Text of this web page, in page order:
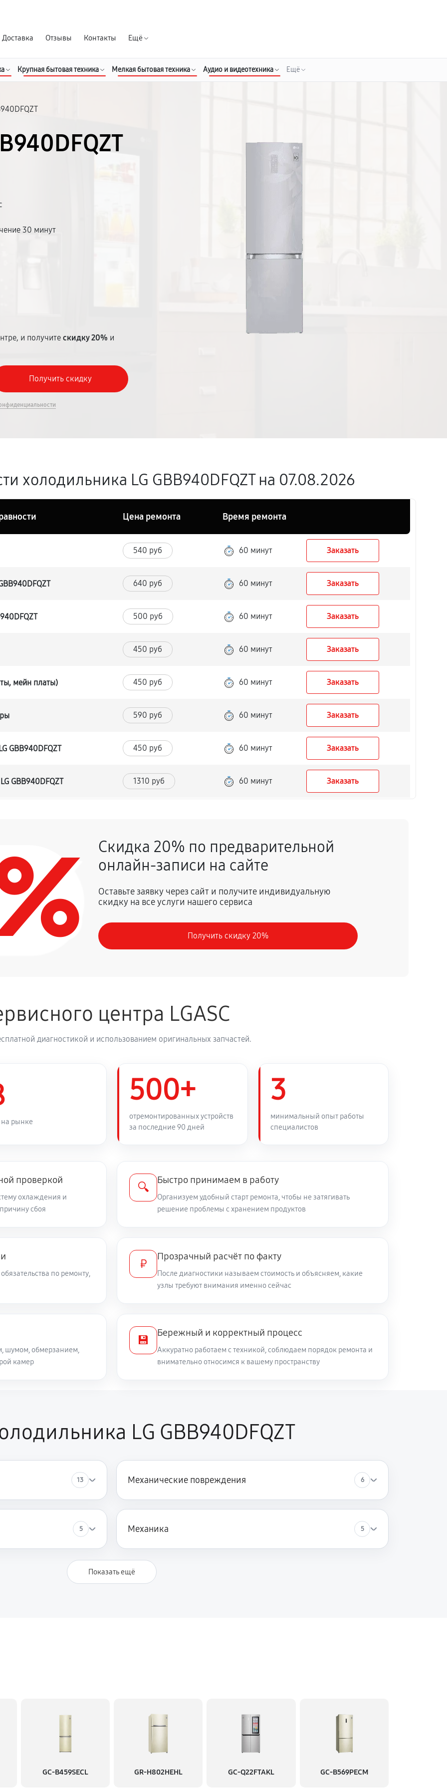
Доставка Отзывы Контакты Ещё
Крупная бытовая техника Мелкая бытовая техника Аудио и видеотехника Ещё
30 минут
и получитескидку 20% и
холодильника LG GBB940DFQZT на 07.08.2026
Цена ремонта Время ремонта
540 руб 60 минут Заказать
640 руб 60 минут Заказать
500 руб 60 минут Заказать
450 руб 60 минут Заказать
мейн платы) 450 руб 60 минут Заказать
590 руб 60 минут Заказать
GBB940DFQZT 450 руб 60 минут Заказать
GBB940DFQZT 1310 руб 60 минут Заказать
590 руб 60 минут Заказать
Заказать
LG GBB940DFQZT 1260 руб
450 руб 60 минут
450 руб 60 минут
60 минут
Скидка 20% по предварительной
онлайн-записи на сайте
Оставьте заявку через сайт и получите индивидуальную
скидку на все услуги нашего сервиса
Получить скидку 20%
центра LGASC
диагностикой и использованием оригинальных запчастей.
на рынке
500+
отремонтированных устройств
за последние 90 дней
3
минимальный опыт работы
специалистов
проверкой
охлаждения и
сбоя
🔍
Быстро принимаем в работу
Организуем удобный старт ремонта, чтобы не затягивать
решение проблемы с хранением продуктов
по ремонту,
₽
Прозрачный расчёт по факту
После диагностики называем стоимость и объясняем, какие
узлы требуют внимания именно сейчас
шумом, обмерзанием,
камер
💾
Бережный и корректный процесс
Аккуратно работаем с техникой, соблюдаем порядок ремонта и
внимательно относимся к вашему пространству
LG GBB940DFQZT
13 Механические повреждения 6
5 Механика 5
Показать ещё
GC-B459SECL GR-H802HEHL GC-Q22FTAKL GC-B569PECM